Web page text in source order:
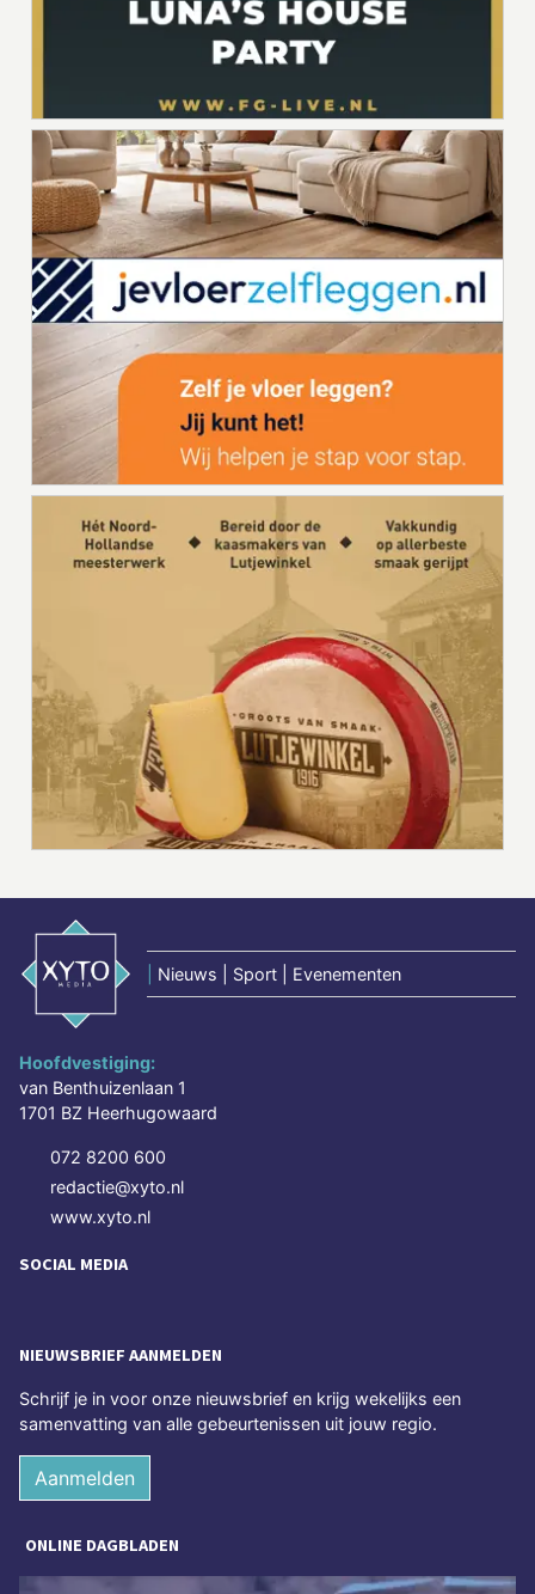
Nieuws | Sport | Evenementen
Hoofdvestiging:
van Benthuizenlaan 1
1701 BZ Heerhugowaard
072 8200 600
redactie@xyto.nl
www.xyto.nl
SOCIAL MEDIA
NIEUWSBRIEF AANMELDEN
Schrijf je in voor onze nieuwsbrief en krijg wekelijks een
samenvatting van alle gebeurtenissen uit jouw regio.
Aanmelden
ONLINE DAGBLADEN